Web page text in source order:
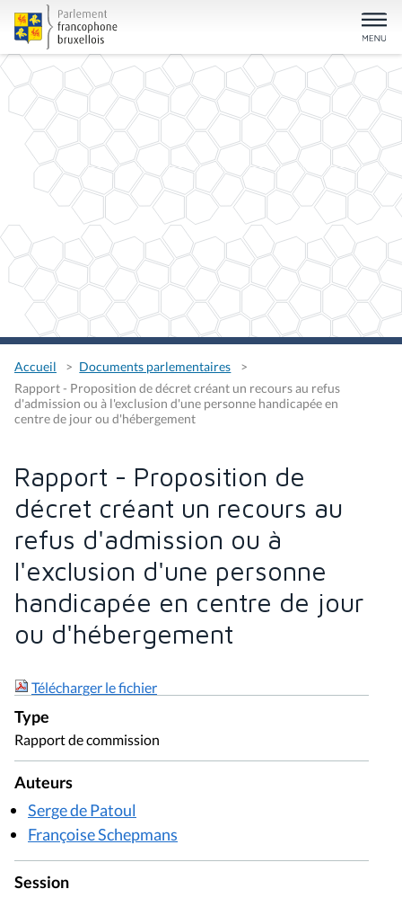
Accueil
Documents parlementaires
Rapport - Proposition de décret créant un recours au refus
d'admission ou à l'exclusion d'une personne handicapée en
centre de jour ou d'hébergement
Rapport - Proposition de
décret créant un recours au
refus d'admission ou à
l'exclusion d'une personne
handicapée en centre de jour
ou d'hébergement
Télécharger le fichier
Type
Rapport de commission
Auteurs
Serge de Patoul
Françoise Schepmans
Session